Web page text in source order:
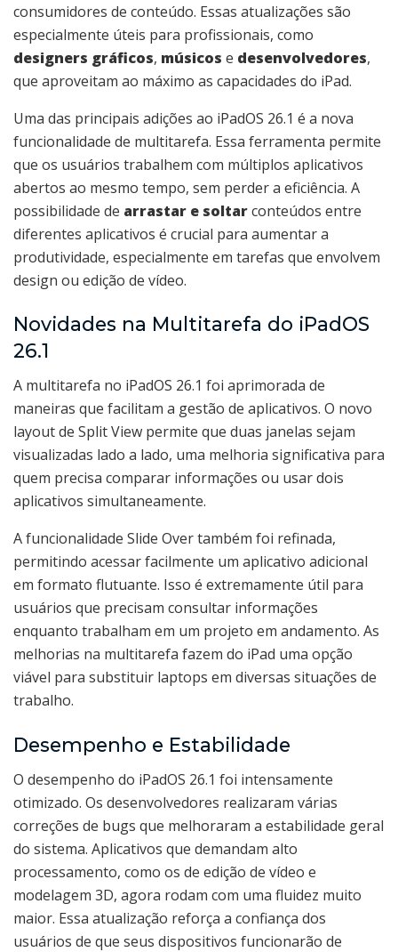
consumidores de conteúdo. Essas atualizações são
especialmente úteis para profissionais, como
designers gráficos, músicos e desenvolvedores,
que aproveitam ao máximo as capacidades do iPad.
Uma das principais adições ao iPadOS 26.1 é a nova
funcionalidade de multitarefa. Essa ferramenta permite
que os usuários trabalhem com múltiplos aplicativos
abertos ao mesmo tempo, sem perder a eficiência. A
possibilidade de arrastar e soltarconteúdos entre
diferentes aplicativos é crucial para aumentar a
produtividade, especialmente em tarefas que envolvem
design ou edição de vídeo.
Novidades na Multitarefa do iPadOS
26.1
A multitarefa no iPadOS 26.1 foi aprimorada de
maneiras que facilitam a gestão de aplicativos. O novo
layout de Split View permite que duas janelas sejam
visualizadas lado a lado, uma melhoria significativa para
quem precisa comparar informações ou usar dois
aplicativos simultaneamente.
A funcionalidade Slide Over também foi refinada,
permitindo acessar facilmente um aplicativo adicional
em formato flutuante. Isso é extremamente útil para
usuários que precisam consultar informações
enquanto trabalham em um projeto em andamento. As
melhorias na multitarefa fazem do iPad uma opção
viável para substituir laptops em diversas situações de
trabalho.
Desempenho e Estabilidade
O desempenho do iPadOS 26.1 foi intensamente
otimizado. Os desenvolvedores realizaram várias
correções de bugs que melhoraram a estabilidade geral
do sistema. Aplicativos que demandam alto
processamento, como os de edição de vídeo e
modelagem 3D, agora rodam com uma fluidez muito
maior. Essa atualização reforça a confiança dos
usuários de que seus dispositivos funcionarão de